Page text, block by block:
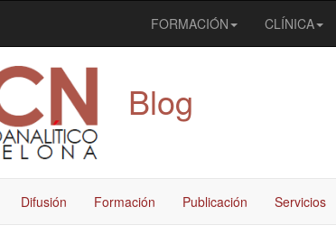
FORMACIÓN CLÍNICA
Blog
Difusión Formación Publicación Servicios